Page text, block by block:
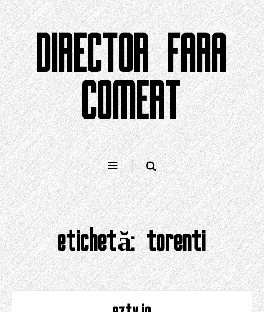
Sari
la
conținut
DIRECTOR FARA
COMERT
etichetă:torenti